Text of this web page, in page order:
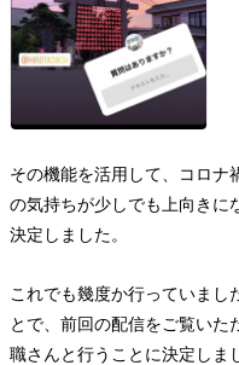
その機能を活用して、コロナ
の気持ちが少しでも上向きに
決定しました。
これでも幾度か行っていまし
とで、前回の配信をご覧いた
職さんと行うことに決定しま